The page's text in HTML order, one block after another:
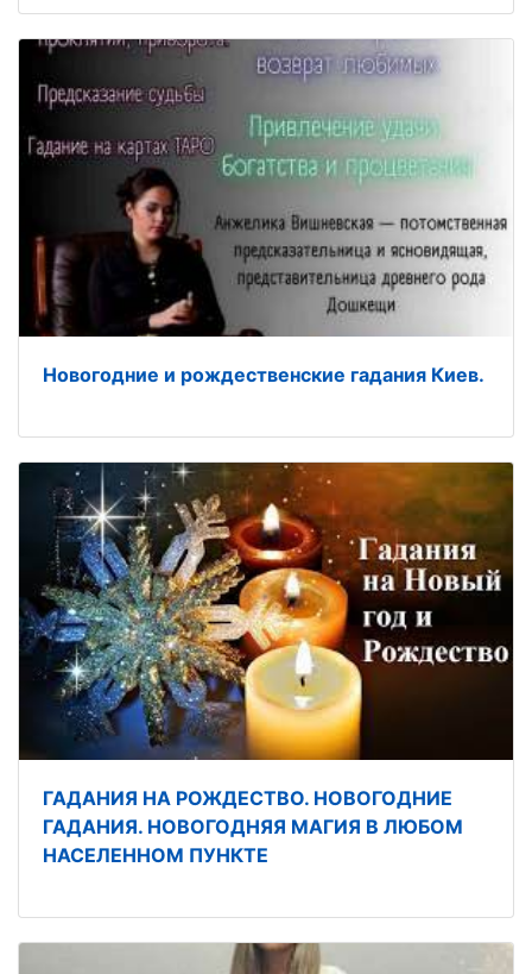
Новогодние и рождественские гадания Киев.
ГАДАНИЯ НА РОЖДЕСТВО. НОВОГОДНИЕ
ГАДАНИЯ. НОВОГОДНЯЯ МАГИЯ В ЛЮБОМ
НАСЕЛЕННОМ ПУНКТЕ